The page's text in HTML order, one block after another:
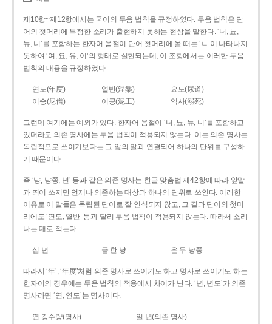
제10항~제12항에서는 국어의 두음 법칙을 규정하였다. 두음 법칙은 단
어의 첫머리에 특정한 소리가 출현하지 못하는 현상을 말한다. ‘녀, 뇨,
뉴, 니’를 포함하는 한자어 음절이 단어 첫머리에 올 때는 ‘ㄴ’이 나타나지
못하여 ‘여, 요, 유, 이’의 형태로 실현되는데, 이 조항에서는 이러한 두음
법칙의 내용을 규정하였다.
연도(年度) 열반(涅槃)
요도(尿道)
이승(尼僧)
이공(泥工) 익사(溺死)
그런데 여기에는 예외가 있다. 한자어 음절이 ‘녀, 뇨, 뉴, 니’를 포함하고
있더라도 의존 명사에는 두음 법칙이 적용되지 않는다. 이는 의존 명사는
독립적으로 쓰이기보다는 그 앞의 말과 연결되어 하나의 단위를 구성하
기 때문이다.
즉 ‘냥, 냥쭝, 년’ 등과 같은 의존 명사는 한글 맞춤법 제42항에 따라 앞말
과 띄어 쓰지만 언제나 의존하는 대상과 하나의 단위로 쓰인다. 이러한
이유로 이 말들은 독립된 단어로 잘 인식되지 않고, 그 결과 단어의 첫머
리에도 ‘연도, 열반’ 등과 달리 두음 법칙이 적용되지 않는다. 따라서 소리
나는 대로 적는다.
십 년 금 한 냥 은 두 냥쭝
따라서 ‘年’, ‘年度’처럼 의존 명사로 쓰이기도 하고 명사로 쓰이기도 하는
한자어의 경우에는 두음 법칙의 적용에서 차이가 난다. ‘년, 년도’가 의존
명사라면 ‘연, 연도’는 명사이다.
연 강수량(명사)
일 년(의존 명사)